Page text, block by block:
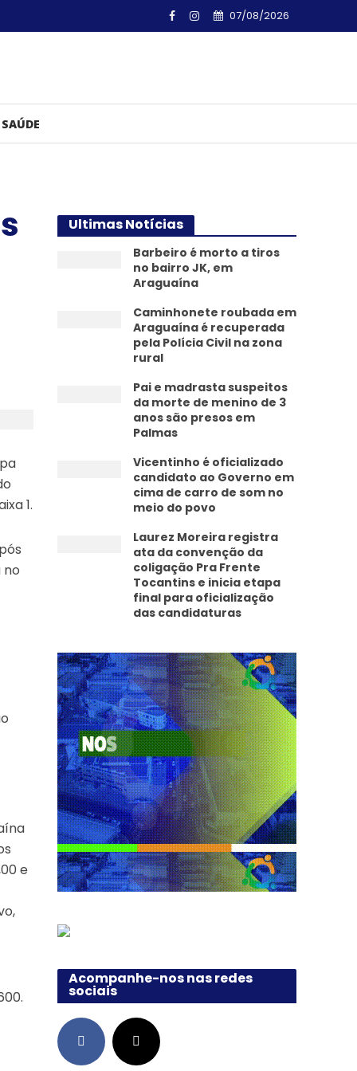
07/08/2026
SAÚDE
1.
e
Ultimas Notícias
Barbeiro é morto a tiros
no bairro JK, em
Araguaína
Caminhonete roubada em
Araguaína é recuperada
pela Polícia Civil na zona
rural
Pai e madrasta suspeitos
da morte de menino de 3
anos são presos em
Palmas
Vicentinho é oficializado
candidato ao Governo em
cima de carro de som no
meio do povo
Laurez Moreira registra
ata da convenção da
coligação Pra Frente
Tocantins e inicia etapa
final para oficialização
das candidaturas
Acompanhe-nos nas redes
sociais